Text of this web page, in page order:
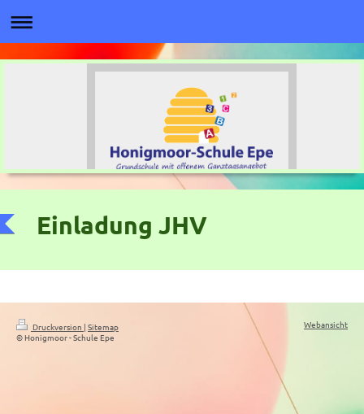
Einladung JHV
Druckversion | Sitemap
© Honigmoor - Schule Epe
Webansicht